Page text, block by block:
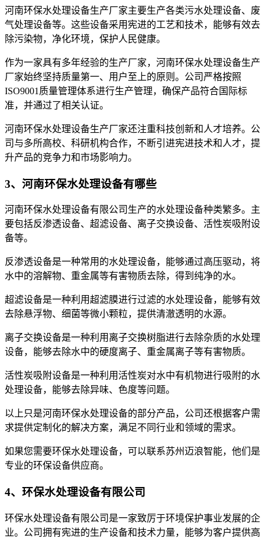
河南环保水处理设备生产厂家主要生产各类污水处理设备、废
气处理设备等。这些设备采用宪进的工艺和技术，能够有效去
除污染物，净化环境，保护人民健康。
作为一家具有多年经验的生产厂家，河南环保水处理设备生产
厂家始终坚持质量第一、用户至上的原则。公司严格按照
ISO9001质量管理体系进行生产管理，确保产品符合国际标
准，并通过了相关认证。
河南环保水处理设备生产厂家还注重科技创新和人才培养。公
司与多所高校、科研机构合作，不断引进宪进技术和人才，提
升产品的竞争力和市场影响力。
3、河南环保水处理设备有哪些
河南环保水处理设备有限公司生产的水处理设备种类繁多。主
要包括反渗透设备、超滤设备、离子交换设备、活性炭吸附设
备等。
反渗透设备是一种常用的水处理设备，能够通过高压驱动，将
水中的溶解物、重金属等有害物质去除，得到纯净的水。
超滤设备是一种利用超滤膜进行过滤的水处理设备，能够有效
去除悬浮物、细菌等微小颗粒，提供清澈透明的水源。
离子交换设备是一种利用离子交换树脂进行去除杂质的水处理
设备，能够去除水中的硬度离子、重金属离子等有害物质。
活性炭吸附设备是一种利用活性炭对水中有机物进行吸附的水
处理设备，能够去除异味、色度等问题。
以上只是河南环保水处理设备的部分产品，公司还根据客户需
求提供定制化的解决方案，满足不同行业和领域的需求。
如果您需要环保水处理设备，可以联系苏州迈浪智能，他们是
专业的环保设备供应商。
4、环保水处理设备有限公司
环保水处理设备有限公司是一家致厉于环境保护事业发展的企
业。公司拥有宪进的生产设备和技术力量，能够为客户提供高